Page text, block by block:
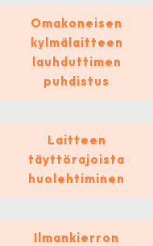
Omakoneisen
kylmälaitteen
lauhduttimen
puhdistus
Laitteen
täyttörajoista
huolehtiminen
Ilmankierron